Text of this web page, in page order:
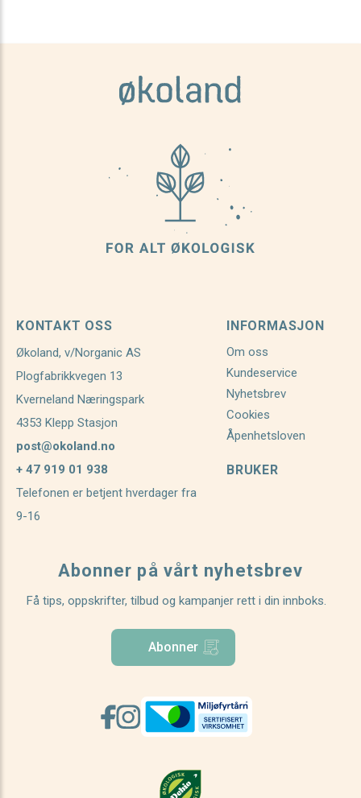
KONTAKT OSS
Økoland, v/Norganic AS
Plogfabrikkvegen 13
Kverneland Næringspark
4353 Klepp Stasjon
post@okoland.no
+ 47 919 01 938
Telefonen er betjent hverdager fra
9-16
INFORMASJON
Om oss
Kundeservice
Nyhetsbrev
Cookies
Åpenhetsloven
BRUKER
Abonner på vårt nyhetsbrev
Få tips, oppskrifter, tilbud og kampanjer rett i din innboks.
Abonner